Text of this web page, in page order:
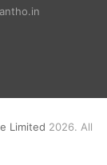
Limited 2026. All